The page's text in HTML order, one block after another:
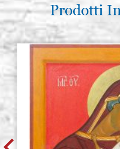
Prodotti